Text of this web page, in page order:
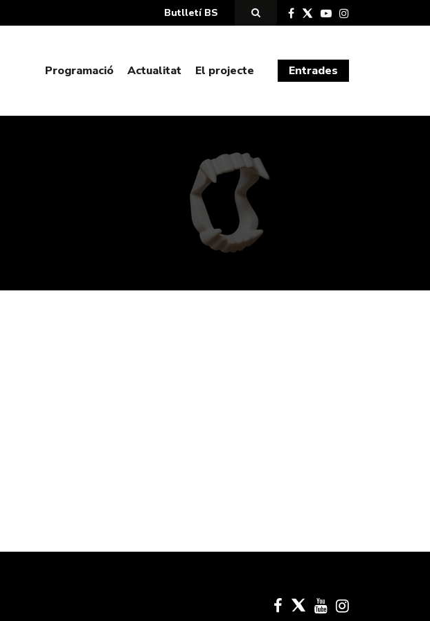
Butlletí BS
Programació Actualitat El projecte Entrades